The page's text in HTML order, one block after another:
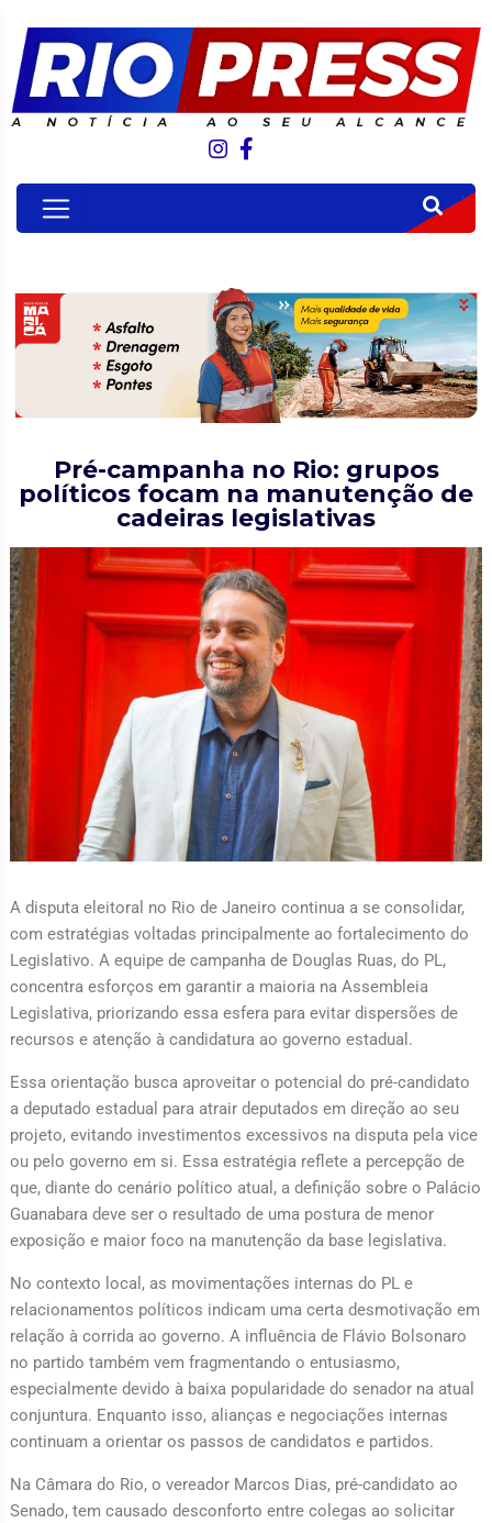
Pré-campanha no Rio: grupos
políticos focam na manutenção de
cadeiras legislativas
A disputa eleitoral no Rio de Janeiro continua a se consolidar,
com estratégias voltadas principalmente ao fortalecimento do
Legislativo. A equipe de campanha de Douglas Ruas, do PL,
concentra esforços em garantir a maioria na Assembleia
Legislativa, priorizando essa esfera para evitar dispersões de
recursos e atenção à candidatura ao governo estadual.
Essa orientação busca aproveitar o potencial do pré-candidato
a deputado estadual para atrair deputados em direção ao seu
projeto, evitando investimentos excessivos na disputa pela vice
ou pelo governo em si. Essa estratégia reflete a percepção de
que, diante do cenário político atual, a definição sobre o Palácio
Guanabara deve ser o resultado de uma postura de menor
exposição e maior foco na manutenção da base legislativa.
No contexto local, as movimentações internas do PL e
relacionamentos políticos indicam uma certa desmotivação em
relação à corrida ao governo. A influência de Flávio Bolsonaro
no partido também vem fragmentando o entusiasmo,
especialmente devido à baixa popularidade do senador na atual
conjuntura. Enquanto isso, alianças e negociações internas
continuam a orientar os passos de candidatos e partidos.
Na Câmara do Rio, o vereador Marcos Dias, pré-candidato ao
Senado, tem causado desconforto entre colegas ao solicitar